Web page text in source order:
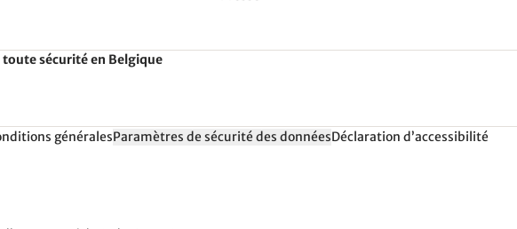
toute sécurité en Belgique
généralesParamètres de sécurité des donnéesDéclaration d’accessibilité